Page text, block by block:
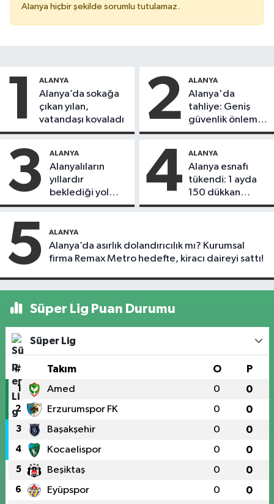
Alanya hiçbir şekilde sorumlu tutulamaz.
1 ALANYA
Alanya’da sokağa
çıkan yılan,
vatandaşı kovaladı
2 ALANYA
Alanya'da
tahliye: Geniş
güvenlik önlemi
alındı
3 ALANYA
Alanyalıların
yıllardır
beklediği yol
askıdan döndü
4 ALANYA
Alanya esnafı
tükendi: 1 ayda
150 dükkan
kapandı
5 ALANYA
Alanya’da asırlık dolandırıcılık mı? Kurumsal
firma Remax Metro hedefte, kiracı daireyi sattı!
Süper Lig Puan Durumu
Süper Lig
# Takım O P
1 Amed 0 0
2 Erzurumspor FK 0 0
3 Başakşehir 0 0
4 Kocaelispor 0 0
5 Beşiktaş 0 0
6 Eyüpspor 0 0